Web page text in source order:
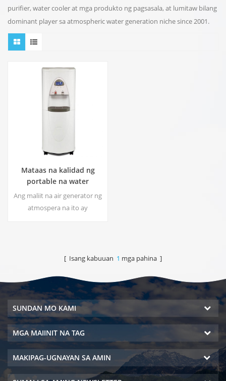
purifier, water cooler at mga produkto ng pagsasala, at lumitaw bilang
dominant player sa atmospheric water generation niche since 2001.
Mataas na kalidad ng
portable na water
generator mula sa air HR-
Ang maliit na air generator ng
atmospera na ito ay
inuming tubig.Hot at malamig
LCD screen ng display.
[ Isang kabuuan 1 mga pahina ]
SUNDAN MO KAMI
MGA MAIINIT NA TAG
MAKIPAG-UGNAYAN SA AMIN